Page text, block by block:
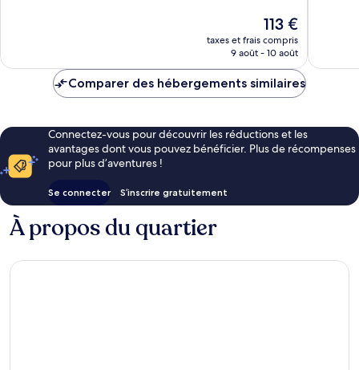
Le
nouveau
prix
de
113 €
taxes et frais compris
9 août - 10 août
Comparer des hébergements similaires
Connectez-vous pour découvrir les réductions et les
avantages dont vous pouvez bénéficier. Plus de récompenses
pour plus d’aventures !
Se connecter S’inscrire gratuitement
À propos du quartier